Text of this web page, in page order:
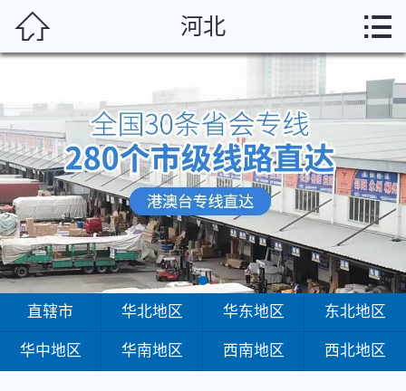
贵 华北地区
华东地区
东北地区
华中地区
华南地区
西南地区
 河北 
直辖市 华北地区 华东地区 东北地区
华中地区 华南地区 西南地区 西北地区